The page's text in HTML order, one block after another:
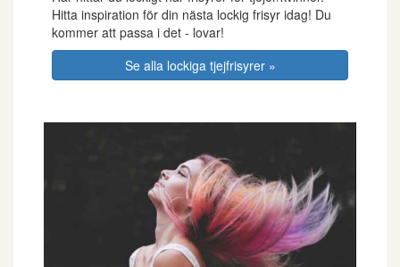
Hitta inspiration för din nästa lockig frisyr idag! Du
kommer att passa i det - lovar!
Se alla lockiga tjejfrisyrer »